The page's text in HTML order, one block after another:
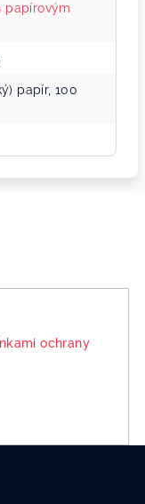
papírovým
papír, 100
ochrany